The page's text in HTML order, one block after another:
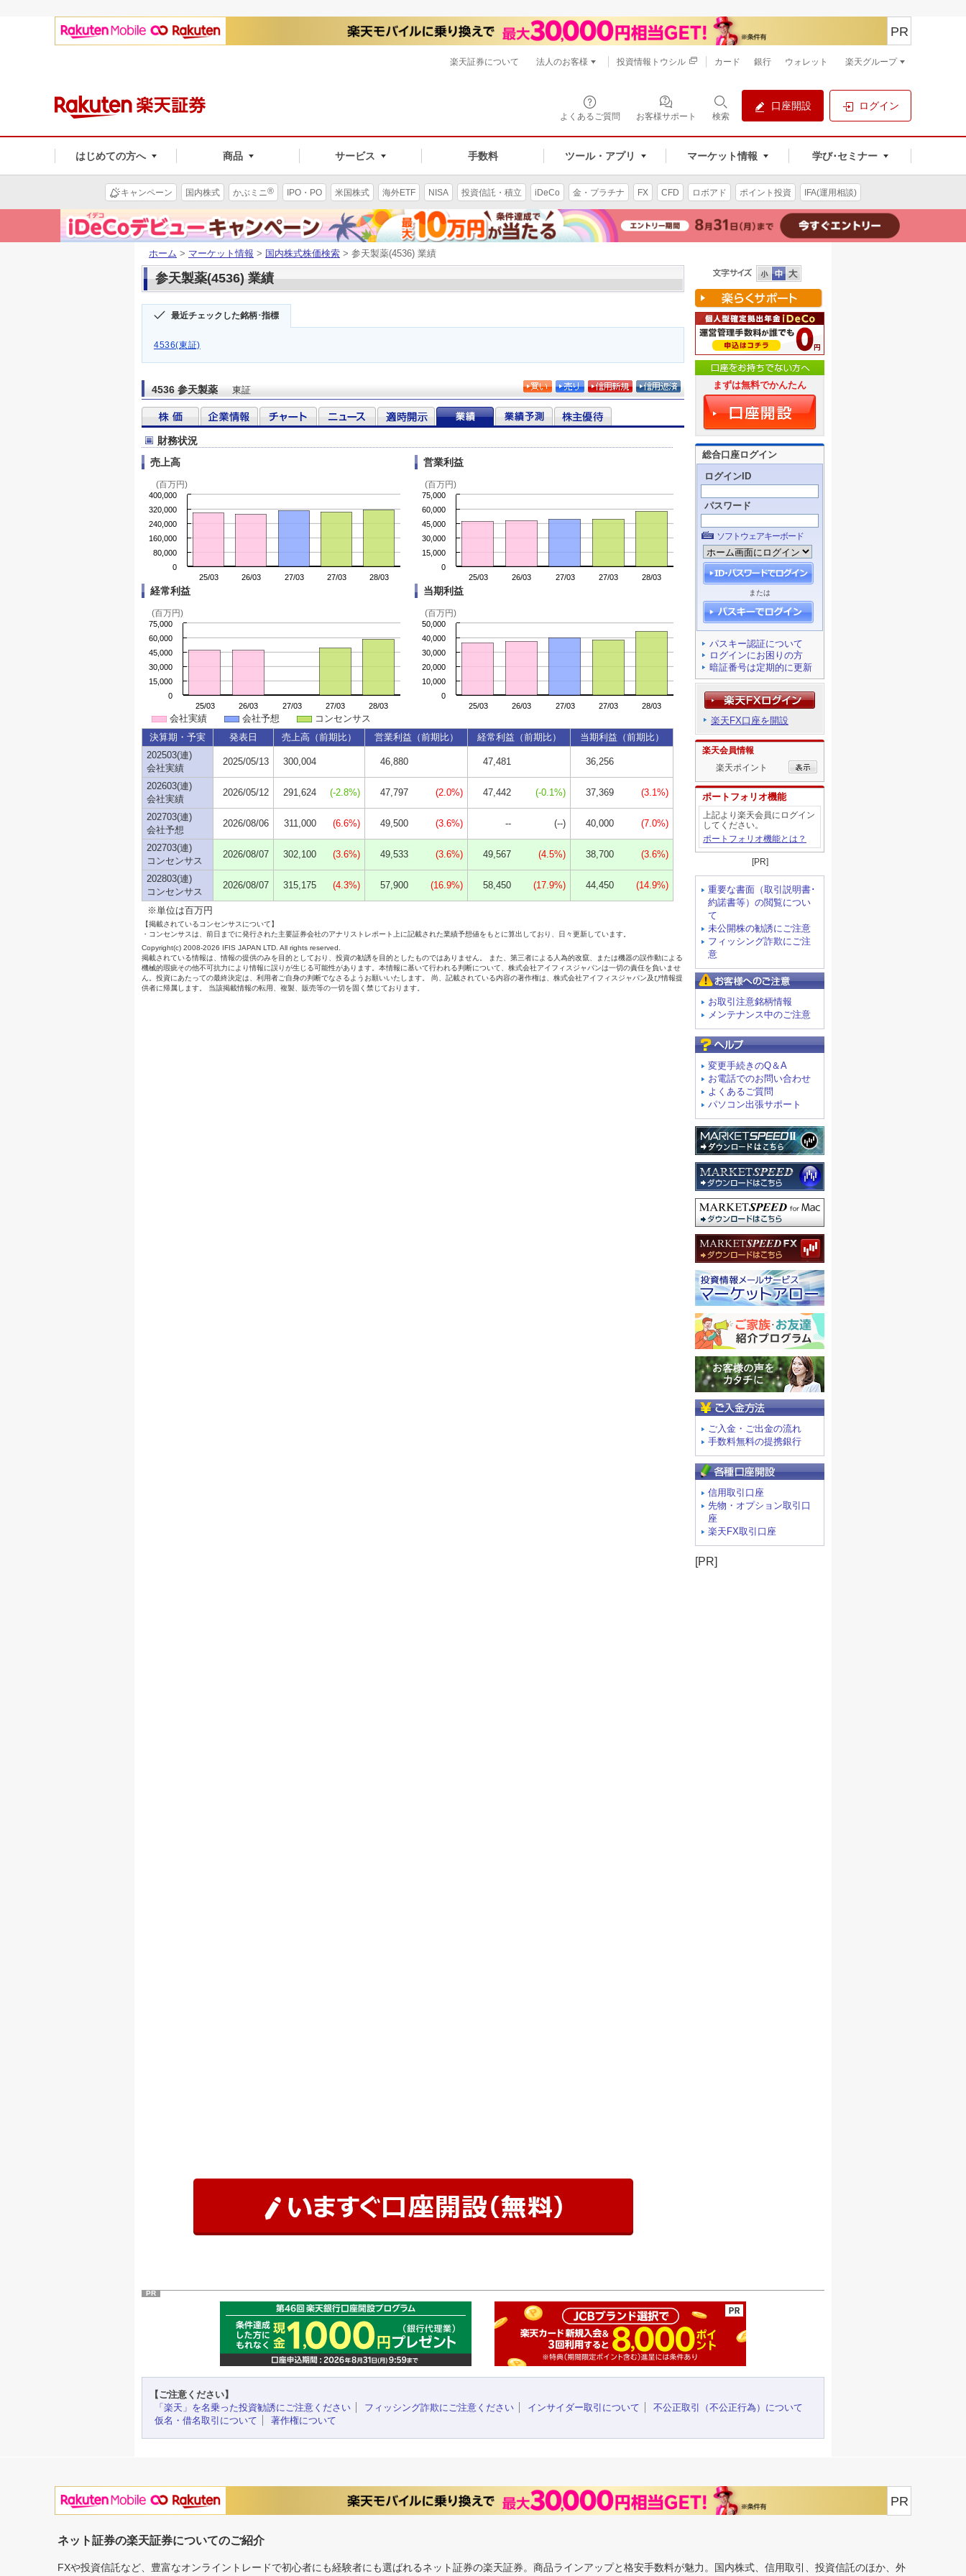
よくあるご質問 お客様サポート 検索
口座開設 ログイン
はじめての方へ 商品 サービス 手数料 ツール・アプリ マーケット情報 学び･セミナー
PR
楽天証券について 法人のお客様 投資情報トウシル カード 銀行 ウォレット 楽天グループ
キャンペーン 国内株式 かぶミニ® IPO・PO 米国株式 海外ETF NISA 投資信託・積立 iDeCo 金・プラチナ FX CFD ロボアド ポイント投資 IFA(運用相談)
ホーム > マーケット情報 > 国内株式株価検索 > 参天製薬(4536) 業績
参天製薬(4536) 業績
最近チェックした銘柄･指標
4536(東証)
4536 参天製薬 東証 まずは無料でかんたん
総合口座ログイン
ログインID
パスワード
ソフトウェアキーボード
または
パスキー認証について
ログインにお困りの方
暗証番号は定期的に更新
楽天FX口座を開設
楽天会員情報
楽天ポイント
ポートフォリオ機能
上記より楽天会員にログイン
してください。
ポートフォリオ機能とは？
[PR]
重要な書面（取引説明書･
約諾書等）の閲覧につい
て
未公開株の勧誘にご注意
フィッシング詐欺にご注
意
お取引注意銘柄情報
メンテナンス中のご注意
変更手続きのQ＆A
お電話でのお問い合わせ
よくあるご質問
パソコン出張サポート
ご入金・ご出金の流れ
手数料無料の提携銀行
信用取引口座
先物・オプション取引口
座
楽天FX取引口座
[PR]
PR
【ご注意ください】
「楽天」を名乗った投資勧誘にご注意ください
フィッシング詐欺にご注意ください インサイダー取引について
不公正取引（不公正行為）について
仮名・借名取引について
著作権について
PR
ネット証券の楽天証券についてのご紹介
FXや投資信託など、豊富なオンライントレードで初心者にも経験者にも選ばれるネット証券の楽天証券。商品ラインアップと格安手数料が魅力。国内株式、信用取引、投資信託のほか、外